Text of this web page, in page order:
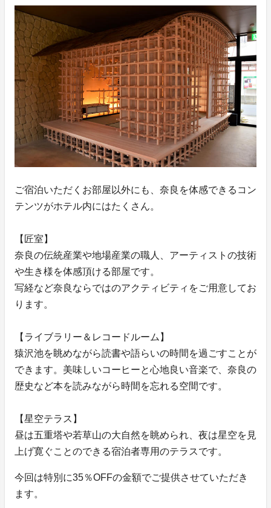
ご宿泊いただくお部屋以外にも、奈良を体感できるコン
テンツがホテル内にはたくさん。
【匠室】
奈良の伝統産業や地場産業の職人、アーティストの技術
や生き様を体感頂ける部屋です。
写経など奈良ならではのアクティビティをご用意してお
ります。
【ライブラリー＆レコードルーム】
猿沢池を眺めながら読書や語らいの時間を過ごすことが
できます。美味しいコーヒーと心地良い音楽で、奈良の
歴史など本を読みながら時間を忘れる空間です。
【星空テラス】
昼は五重塔や若草山の大自然を眺められ、夜は星空を見
上げ寛ぐことのできる宿泊者専用のテラスです。
今回は特別に35％OFFの金額でご提供させていただき
ます。